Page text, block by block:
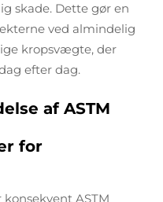
skade. Dette gør en
ved almindelig
kropsvægte, der
efter dag.
af ASTM
for
ASTM